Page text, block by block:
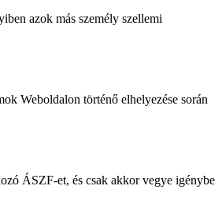
azok más személy szellemi
Weboldalon történő elhelyezése során
ÁSZF-et, és csak akkor vegye igénybe